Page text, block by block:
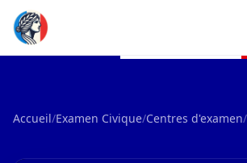
Accueil/Examen Civique/Centres d'examen/